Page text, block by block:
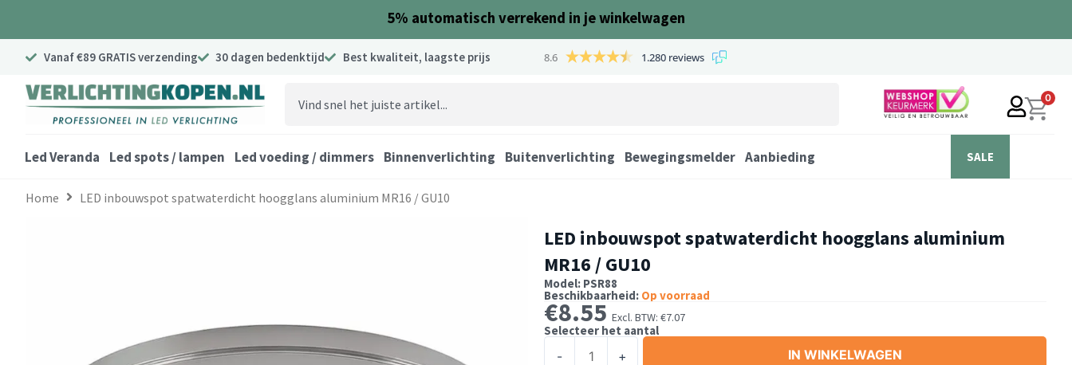
5% automatisch verrekend in je winkelwagen
Vanaf €89 GRATIS verzending 30 dagen bedenktijd Best kwaliteit, laagste prijs 8.6 1.280 reviews
0
Led Veranda Led spots / lampen Led voeding / dimmers Binnenverlichting Buitenverlichting Bewegingsmelder Aanbieding SALE
Home LED inbouwspot spatwaterdicht hoogglans aluminium MR16 / GU10
LED inbouwspot spatwaterdicht hoogglans aluminium
MR16 / GU10
Model: PSR88
Beschikbaarheid: Op voorraad
€8.55 Excl. BTW: €7.07
Selecteer het aantal
- + IN WINKELWAGEN